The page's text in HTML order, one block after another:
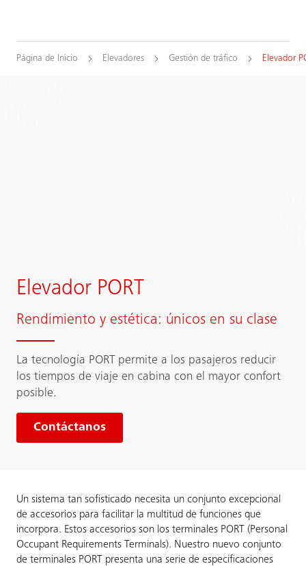
Página de Inicio Elevadores Gestión de tráfico Elevador
Elevador PORT
Rendimiento y estética: únicos en su clase
La tecnología PORT permite a los pasajeros reducir
los tiempos de viaje en cabina con el mayor confort
posible.
Contáctanos
Un sistema tan sofisticado necesita un conjunto excepcional
de accesorios para facilitar la multitud de funciones que
incorpora. Estos accesorios son los terminales PORT (Personal
Occupant Requirements Terminals). Nuestro nuevo conjunto
de terminales PORT presenta una serie de especificaciones